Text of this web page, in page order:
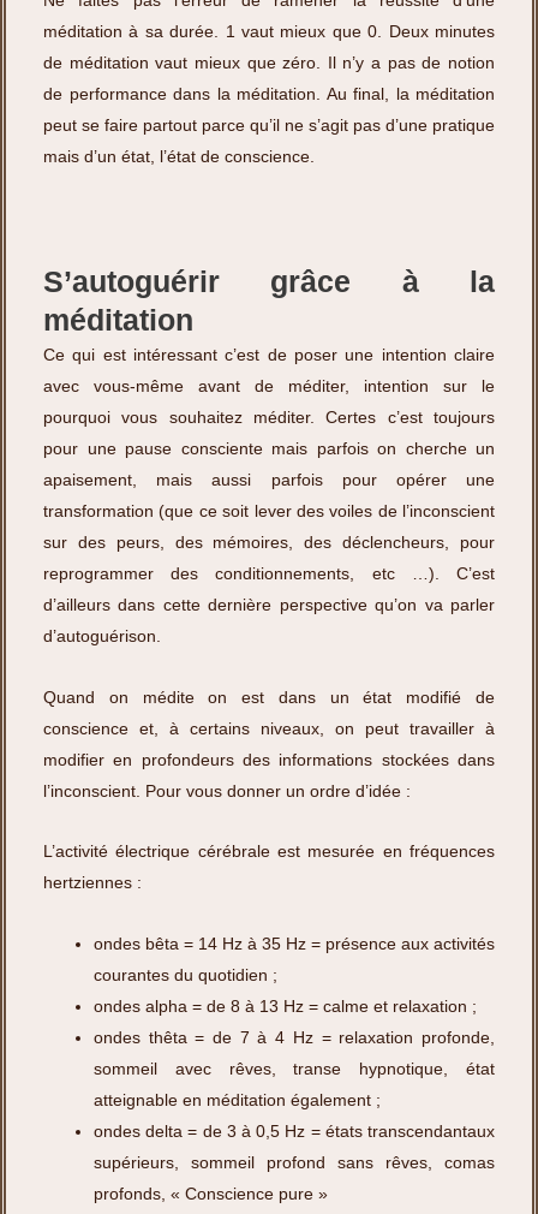
méditation à sa durée. 1 vaut mieux que 0. Deux minutes
de méditation vaut mieux que zéro. Il n’y a pas de notion
de performance dans la méditation. Au final, la méditation
peut se faire partout parce qu’il ne s’agit pas d’une pratique
mais d’un état, l’état de conscience.
S’autoguérir grâce à la
méditation
Ce qui est intéressant c’est de poser une intention claire
avec vous-même avant de méditer, intention sur le
pourquoi vous souhaitez méditer. Certes c’est toujours
pour une pause consciente mais parfois on cherche un
apaisement, mais aussi parfois pour opérer une
transformation (que ce soit lever des voiles de l’inconscient
sur des peurs, des mémoires, des déclencheurs, pour
reprogrammer des conditionnements, etc …). C’est
d’ailleurs dans cette dernière perspective qu’on va parler
d’autoguérison.
Quand on médite on est dans un état modifié de
conscience et, à certains niveaux, on peut travailler à
modifier en profondeurs des informations stockées dans
l’inconscient. Pour vous donner un ordre d’idée :
L’activité électrique cérébrale est mesurée en fréquences
hertziennes :
ondes bêta = 14 Hz à 35 Hz = présence aux activités
courantes du quotidien ;
ondes alpha = de 8 à 13 Hz = calme et relaxation ;
ondes thêta = de 7 à 4 Hz = relaxation profonde,
sommeil avec rêves, transe hypnotique, état
atteignable en méditation également ;
ondes delta = de 3 à 0,5 Hz = états transcendantaux
supérieurs, sommeil profond sans rêves, comas
profonds, « Conscience pure »